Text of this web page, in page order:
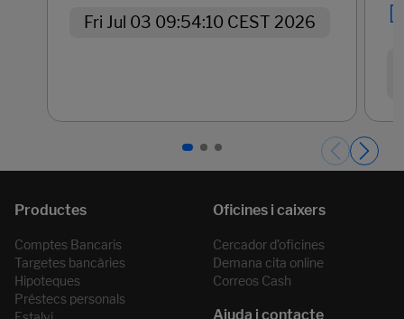
Fri Jul 03 09:54:10 CEST 2026
Comptes Bancaris
Targetes bancàries
Hipoteques
Préstecs personals
Cercador d’oficines
Demana cita online
Correos Cash